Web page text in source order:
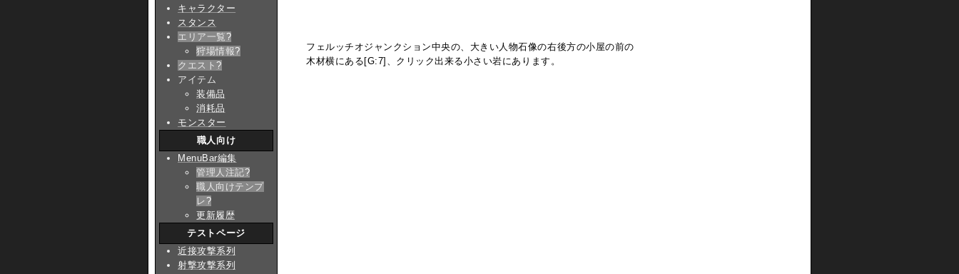
フェルッチオジャンクション中央の、大きい人物石像の右後方の小屋の前の
木材横にある[G:7]、クリック出来る小さい岩にあります。
キャラクター
スタンス
エリア一覧?
狩場情報?
クエスト?
アイテム
装備品
消耗品
モンスター
職人向け
MenuBar編集
管理人注記?
職人向けテンプ
レ?
更新履歴
テストページ
近接攻撃系列
射撃攻撃系列